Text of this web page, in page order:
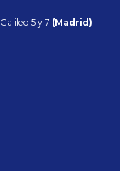
Galileo 5 y 7 (Madrid)